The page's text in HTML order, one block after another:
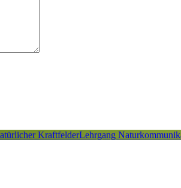
KraftfelderLehrgang